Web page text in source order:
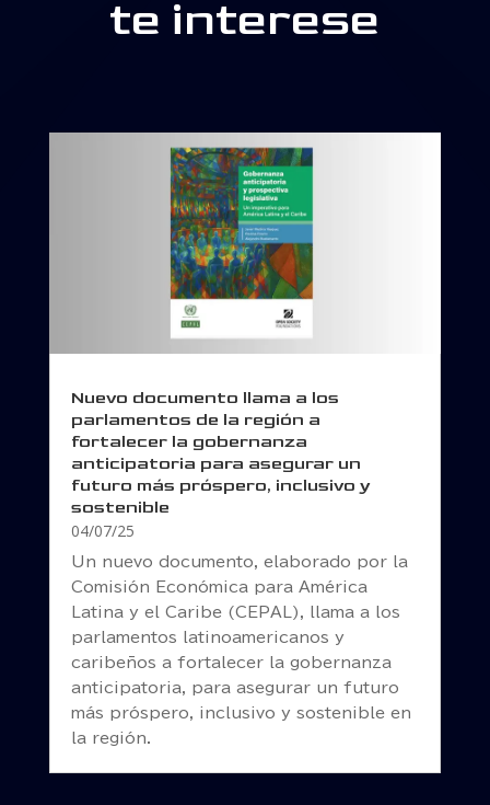
te interese
Nuevo documento llama a los
parlamentos de la región a
fortalecer la gobernanza
anticipatoria para asegurar un
futuro más próspero, inclusivo y
sostenible
04/07/25
Un nuevo documento, elaborado por la
Comisión Económica para América
Latina y el Caribe (CEPAL), llama a los
parlamentos latinoamericanos y
caribeños a fortalecer la gobernanza
anticipatoria, para asegurar un futuro
más próspero, inclusivo y sostenible en
la región.